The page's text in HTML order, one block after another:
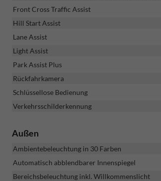
Front Cross Traffic Assist
Hill Start Assist
Lane Assist
Light Assist
Park Assist Plus
Rückfahrkamera
Schlüssellose Bedienung
Verkehrsschilderkennung
Außen
Ambientebeleuchtung in 30 Farben
Automatisch abblendbarer Innenspiegel
Bereichsbeleuchtung inkl. Willkommenslicht